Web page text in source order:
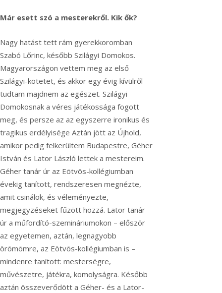
Már esett szó a mesterekről. Kik ők?
Nagy hatást tett rám gyerekkoromban
Szabó Lőrinc, később Szilágyi Domokos.
Magyarországon vettem meg az első
Szilágyi-kötetet, és akkor egy évig kívülről
tudtam majdnem az egészet. Szilágyi
Domokosnak a véres játékossága fogott
meg, és persze az az egyszerre ironikus és
tragikus erdélyisége Aztán jött az Újhold,
amikor pedig felkerültem Budapestre, Géher
István és Lator László lettek a mestereim.
Géher tanár úr az Eötvös-kollégiumban
évekig tanított, rendszeresen megnézte,
amit csinálok, és véleményezte,
megjegyzéseket fűzött hozzá. Lator tanár
úr a műfordító-szemináriumokon – először
az egyetemen, aztán, legnagyobb
örömömre, az Eötvös-kollégiumban is –
mindenre tanított: mesterségre,
művészetre, játékra, komolyságra. Később
aztán összeverődött a Géher- és a Lator-